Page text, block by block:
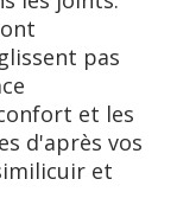
pas
et les
d'après vos
et